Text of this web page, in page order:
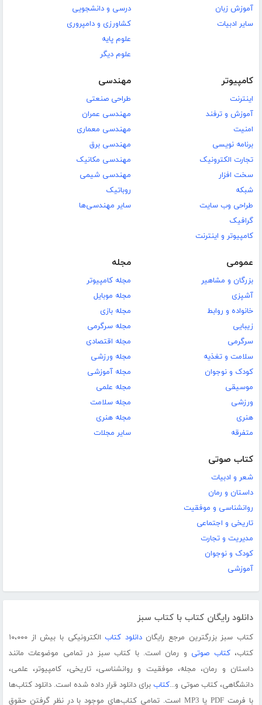
آموزش زبان
سایر ادبیات
درسی و دانشجویی
کشاورزی و دامپروری
علوم پایه
علوم دیگر
کامپیوتر
اینترنت
آموزش و ترفند
امنیت
برنامه نویسی
تجارت الکترونیک
سخت افزار
شبکه
طراحی وب سایت
گرافیک
کامپیوتر و اینترنت
مهندسی
طراحی صنعتی
مهندسی عمران
مهندسی معماری
مهندسی برق
مهندسی مکانیک
مهندسی شیمی
روباتیک
سایر مهندسی‌ها
عمومی
بزرگان و مشاهیر
آشپزی
خانواده و روابط
زیبایی
سرگرمی
سلامت و تغذیه
کودک و نوجوان
موسیقی
ورزشی
هنری
متفرقه
مجله
مجله کامپیوتر
مجله موبایل
مجله بازی
مجله سرگرمی
مجله اقتصادی
مجله ورزشی
مجله آموزشی
مجله علمی
مجله سلامت
مجله هنری
سایر مجلات
کتاب صوتی
شعر و ادبیات
داستان و رمان
روانشناسی و موفقیت
تاریخی و اجتماعی
مدیریت و تجارت
کودک و نوجوان
آموزشی
دانلود رایگان کتاب با کتاب سبز
کتاب سبز بزرگترین مرجع رایگاندانلود کتاب
الکترونیکی با بیش از ۱۰،۰۰۰
کتاب،کتاب صوتی و رمان است. با کتاب سبز در تمامی موضوعات مانند
داستان و رمان، مجله، موفقیت و روانشناسی، تاریخی، کامپیوتر، علمی،
دانشگاهی، کتاب صوتی و...کتاب برای دانلود قرار داده شده است. دانلود کتاب‌ها
با فرمت PDF یا MP3 است. تمامی کتاب‌های موجود با در نظر گرفتن حقوق